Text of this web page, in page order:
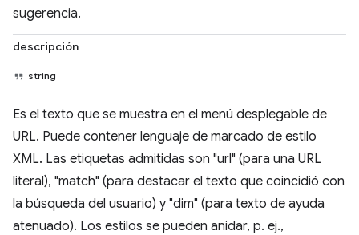
sugerencia.
descripción
string
Es el texto que se muestra en el menú desplegable de
URL. Puede contener lenguaje de marcado de estilo
XML. Las etiquetas admitidas son "url" (para una URL
literal), "match" (para destacar el texto que coincidió con
la búsqueda del usuario) y "dim" (para texto de ayuda
atenuado). Los estilos se pueden anidar, p. ej.,